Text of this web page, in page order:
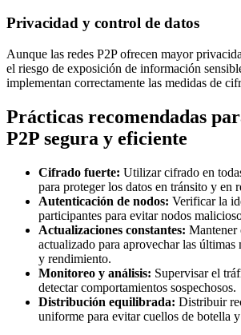
Privacidad y control de datos
Aunque las redes P2P ofrecen mayor
el riesgo de exposición de información
implementan correctamente las medidas de
Prácticas recomendadas
P2P segura y eficiente
Cifrado fuerte: Utilizar cifrado en
para proteger los datos en tránsito y en
Autenticación de nodos: Verificar la
participantes para evitar nodos
Actualizaciones constantes: Mantener
actualizado para aprovechar las últimas
y rendimiento.
Monitoreo y análisis: Supervisar el
detectar comportamientos sospechosos.
Distribución equilibrada: Distribuir
uniforme para evitar cuellos de botella